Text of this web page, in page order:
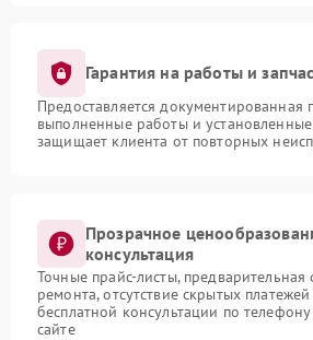
Гарантия на работы и
Предоставляется документированная
выполненные работы и установленные
защищает клиента от повторных
Прозрачное
консультация
Точные прайс-листы, предварительная
ремонта, отсутствие скрытых
бесплатной консультации по
сайте